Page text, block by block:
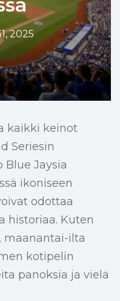
2025
kaikki keinot
Seriesin
Jaysia
ikoniseen
odottaa
historiaa. Kuten
maanantai-ilta
kotipelin
panoksia ja vielä